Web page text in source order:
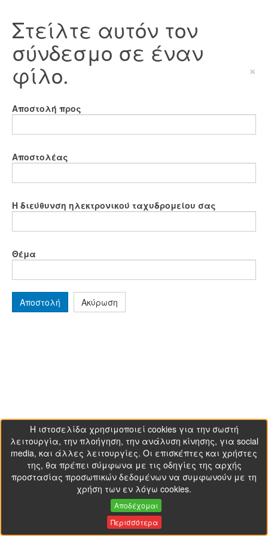
Στείλτε αυτόν τον
σύνδεσμο σε έναν
φίλο. ×
Αποστολή προς
Αποστολέας
Η διεύθυνση ηλεκτρονικού ταχυδρομείου σας
Θέμα
Αποστολή Ακύρωση
Η ιστοσελίδα χρησιμοποιεί cookies για την σωστή
λειτουργία, την πλοήγηση, την ανάλυση κίνησης, για social
media, και άλλες λειτουργίες. Οι επισκέπτες και χρήστες
της, θα πρέπει σύμφωνα με τις οδηγίες της αρχής
προστασίας προσωπικών δεδομένων να συμφωνούν με τη
χρήση των εν λόγω cookies.
Αποδέχομαι
Περισσότερα